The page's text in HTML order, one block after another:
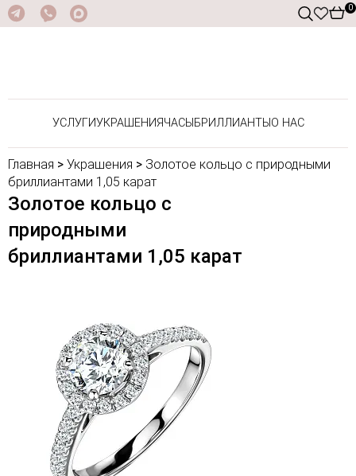
0
УСЛУГИУКРАШЕНИЯЧАСЫ БРИЛЛИАНТЫ О НАС
Главная > Украшения > Золотое кольцо с природными
бриллиантами 1,05 карат
Золотое кольцо с
природными
бриллиантами 1,05 карат